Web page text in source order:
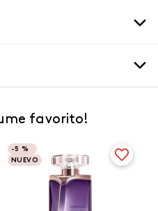
favorito!
-5 %
NUEVO